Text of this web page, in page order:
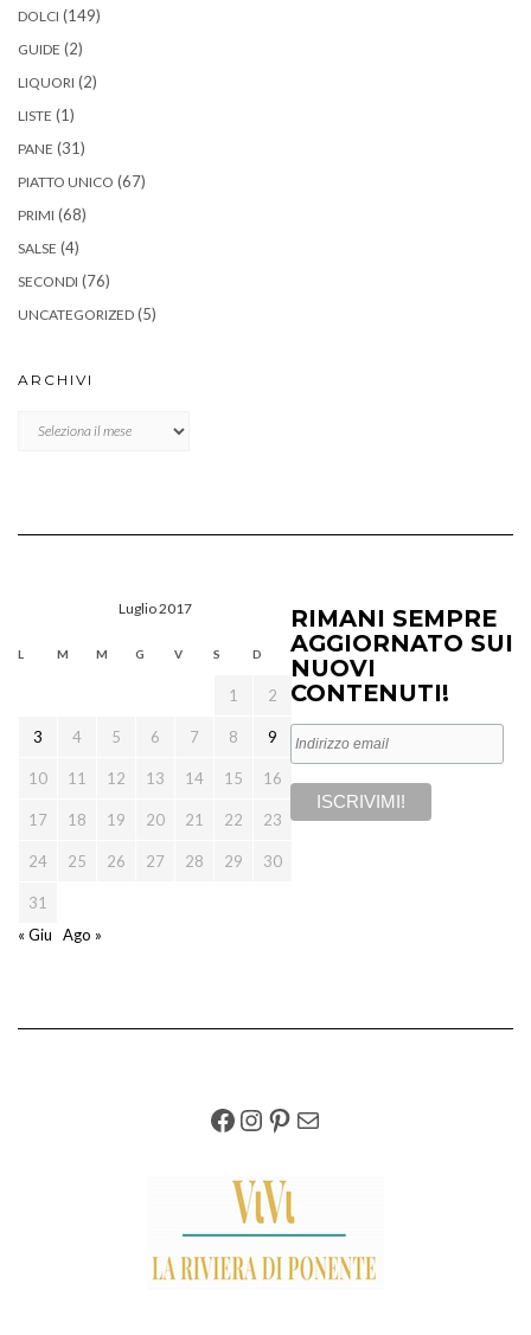
DOLCI (149)
GUIDE (2)
LIQUORI (2)
LISTE (1)
PANE (31)
PIATTO UNICO (67)
PRIMI (68)
SALSE (4)
SECONDI (76)
UNCATEGORIZED (5)
ARCHIVI
Luglio 2017
L M M G V S D
1 2
3 4 5 6 7 8 9
10 11 12 13 14 15 16
17 18 19 20 21 22 23
24 25 26 27 28 29 30
31
« Giu
Ago »
RIMANI SEMPRE
AGGIORNATO SUI
NUOVI
CONTENUTI!
FACEBOOK
INSTAGRAM
PINTEREST
EMAIL